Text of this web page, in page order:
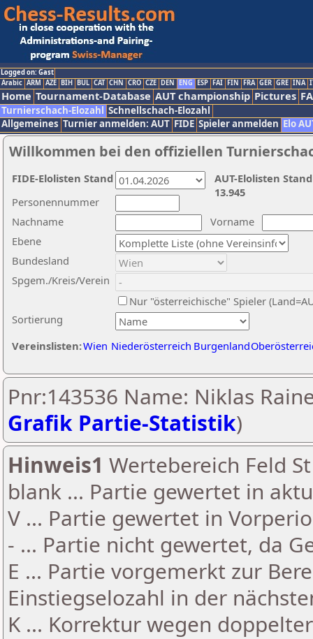
Logged on: Gast
Arabic ARM AZE BIH BUL CAT CHN CRO CZE DEN ENG ESP FAI FIN FRA GER GRE INA
Home Tournament-Database AUT championship Pictures
Turnierschach-Elozahl Schnellschach-Elozahl
Allgemeines Turnier anmelden: AUT FIDE Spieler anmelden Elo
Willkommen bei den offiziellen
Nachname
Vorname
Ebene
Sortierung
Personennummer
Bundesland
Spgem./Kreis/Verein
Nur "österreichische" Spieler
Vereinslisten:Wien Niederösterreich Burgenland
AUT-Elolisten
13.945
FIDE-Elolisten Stand
Pnr:143536 Name: Niklas
Grafik Partie-Statistik)
Hinweis1 Wertebereich Feld
blank ... Partie gewertet in
V ... Partie gewertet in
- ... Partie nicht gewertet, da
E ... Partie vorgemerkt zur
Einstiegselozahl in der
K ... Korrektur wegen